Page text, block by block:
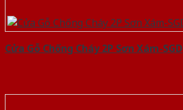
Cửa Gỗ Chống Cháy 2P Sơn Xám-SGD